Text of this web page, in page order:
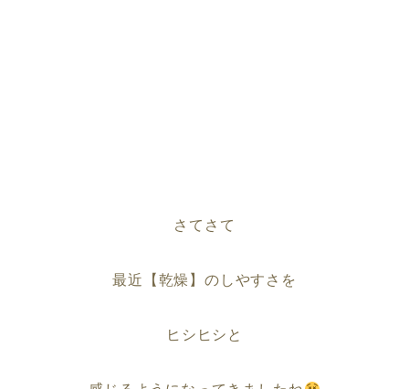
さてさて
最近【乾燥】のしやすさを
ヒシヒシと